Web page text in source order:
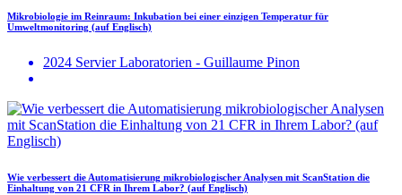
Mikrobiologie im Reinraum: Inkubation bei einer einzigen Temperatur für
Umweltmonitoring (auf Englisch)
2024 Servier Laboratorien - Guillaume Pinon
Wie verbessert die Automatisierung mikrobiologischer Analysen mit ScanStation die
Einhaltung von 21 CFR in Ihrem Labor? (auf Englisch)